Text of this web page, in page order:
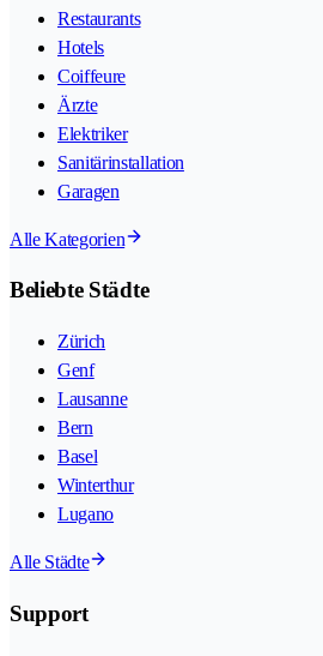
Restaurants
Hotels
Coiffeure
Ärzte
Elektriker
Sanitärinstallation
Garagen
Alle Kategorien
Beliebte Städte
Zürich
Genf
Lausanne
Bern
Basel
Winterthur
Lugano
Alle Städte
Support